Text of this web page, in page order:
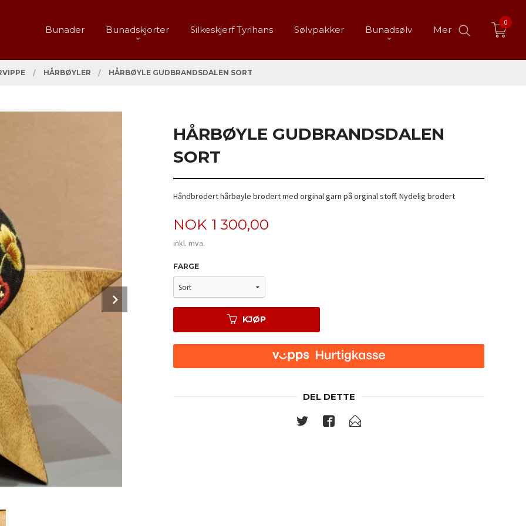
Bunader Bunadskjorter Silkeskjerf Tyrihans Sølvpakker Bunadsølv Mer
0
HÅRBØYLER HÅRBØYLE GUDBRANDSDALEN SORT
HÅRBØYLE GUDBRANDSDALEN
SORT
Håndbrodert hårbøyle brodert med orginal garn på orginal stoff. Nydelig brodert
Pris
NOK 1 300,00
inkl. mva.
FARGE
KJØP
DEL DETTE